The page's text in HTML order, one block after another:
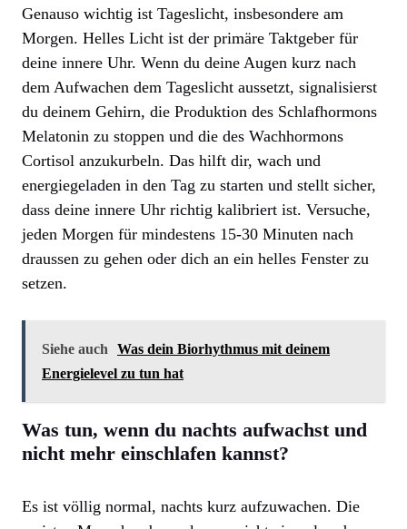
Genauso wichtig ist Tageslicht, insbesondere am
Morgen. Helles Licht ist der primäre Taktgeber für
deine innere Uhr. Wenn du deine Augen kurz nach
dem Aufwachen dem Tageslicht aussetzt, signalisierst
du deinem Gehirn, die Produktion des Schlafhormons
Melatonin zu stoppen und die des Wachhormons
Cortisol anzukurbeln. Das hilft dir, wach und
energiegeladen in den Tag zu starten und stellt sicher,
dass deine innere Uhr richtig kalibriert ist. Versuche,
jeden Morgen für mindestens 15-30 Minuten nach
draussen zu gehen oder dich an ein helles Fenster zu
setzen.
Siehe auch
Was dein Biorhythmus mit deinem
Energielevel zu tun hat
Was tun, wenn du nachts aufwachst und
nicht mehr einschlafen kannst?
Es ist völlig normal, nachts kurz aufzuwachen. Die